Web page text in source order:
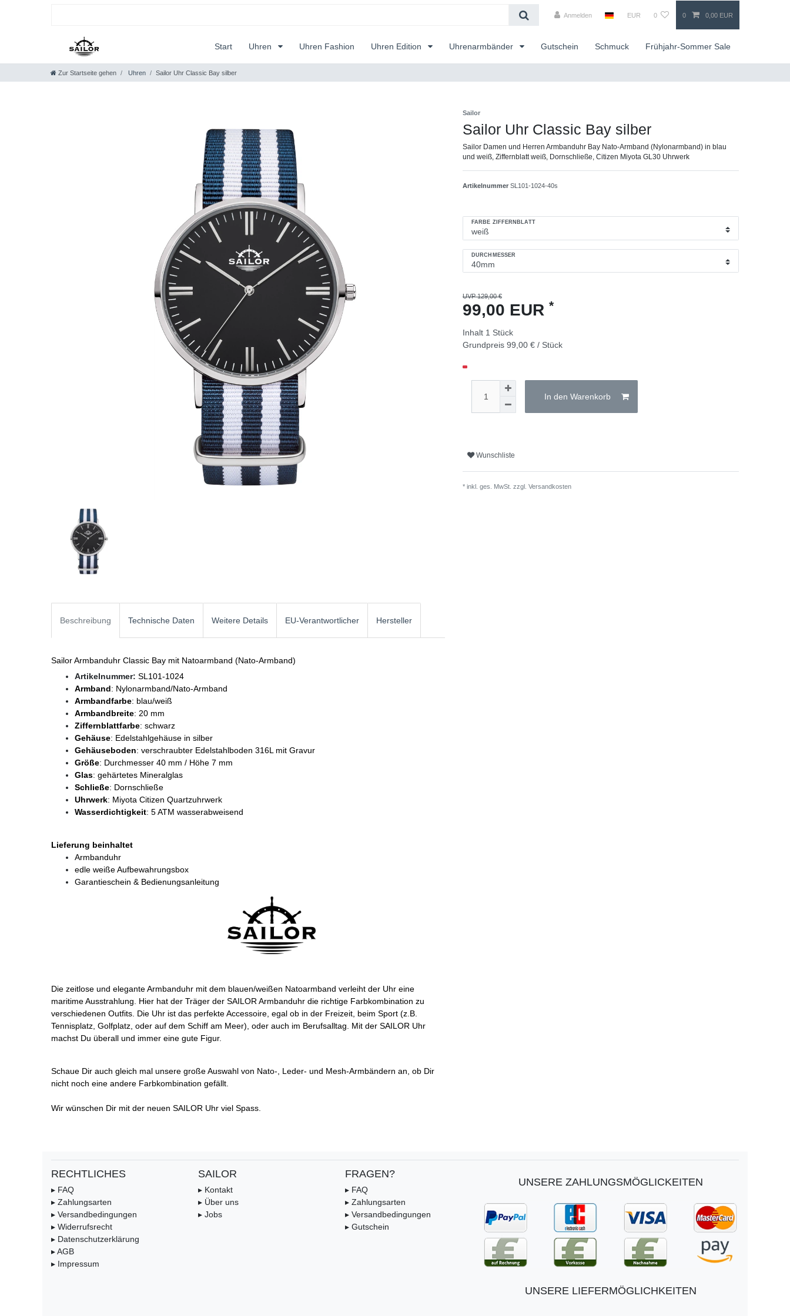
Anmelden EUR 0 0 0,00 EUR
Start Uhren Uhren Fashion Uhren Edition Uhrenarmbänder Gutschein Schmuck Frühjahr-Sommer Sale
Zur Startseite gehen Uhren Sailor Uhr Classic Bay silber
Sailor
Sailor Uhr Classic Bay silber
Sailor Damen und Herren Armbanduhr Bay Nato-Armband (Nylonarmband) in blau
und weiß, Ziffernblatt weiß, Dornschließe, Citizen Miyota GL30 Uhrwerk
Artikelnummer SL101-1024-40s
FARBE ZIFFERNBLATT
DURCHMESSER
UVP 129,00 €
99,00 EUR *
Inhalt 1 Stück
Grundpreis 99,00 € / Stück
In den Warenkorb
Wunschliste
* inkl. ges. MwSt. zzgl. Versandkosten
Beschreibung Technische Daten Weitere Details EU-Verantwortlicher Hersteller
Sailor Armbanduhr Classic Bay mit Natoarmband (Nato-Armband)
Artikelnummer: SL101-1024
Armband: Nylonarmband/Nato-Armband
Armbandfarbe: blau/weiß
Armbandbreite: 20 mm
Ziffernblattfarbe: schwarz
Gehäuse: Edelstahlgehäuse in silber
Gehäuseboden: verschraubter Edelstahlboden 316L mit Gravur
Größe: Durchmesser 40 mm / Höhe 7 mm
Glas: gehärtetes Mineralglas
Schließe: Dornschließe
Uhrwerk: Miyota Citizen Quartzuhrwerk
Wasserdichtigkeit: 5 ATM wasserabweisend
Lieferung beinhaltet
Armbanduhr
edle weiße Aufbewahrungsbox
Garantieschein & Bedienungsanleitung
Die zeitlose und elegante Armbanduhr mit dem blauen/weißen Natoarmband verleiht der Uhr eine
maritime Ausstrahlung. Hier hat der Träger der SAILOR Armbanduhr die richtige Farbkombination zu
verschiedenen Outfits. Die Uhr ist das perfekte Accessoire, egal ob in der Freizeit, beim Sport (z.B.
Tennisplatz, Golfplatz, oder auf dem Schiff am Meer), oder auch im Berufsalltag. Mit der SAILOR Uhr
machst Du überall und immer eine gute Figur.
Schaue Dir auch gleich mal unsere große Auswahl von Nato-, Leder- und Mesh-Armbändern an, ob Dir
nicht noch eine andere Farbkombination gefällt.
Wir wünschen Dir mit der neuen SAILOR Uhr viel Spass.
RECHTLICHES
▸ FAQ
▸ Zahlungsarten
▸ Versandbedingungen
▸ Widerrufsrecht
▸ Datenschutzerklärung
▸ AGB
▸ Impressum
SAILOR
▸ Kontakt
▸ Über uns
▸ Jobs
FRAGEN?
▸ FAQ
▸ Zahlungsarten
▸ Versandbedingungen
▸ Gutschein
UNSERE ZAHLUNGSMÖGLICKEITEN
UNSERE LIEFERMÖGLICHKEITEN